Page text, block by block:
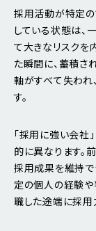
採用活動が特定の
している状態は、
て大きなリスクを
た瞬間に、蓄積さ
軸がすべて失われ
す。
「採用に強い会社
的に異なります。
採用成果を維持で
定の個人の経験や
職した途端に採用